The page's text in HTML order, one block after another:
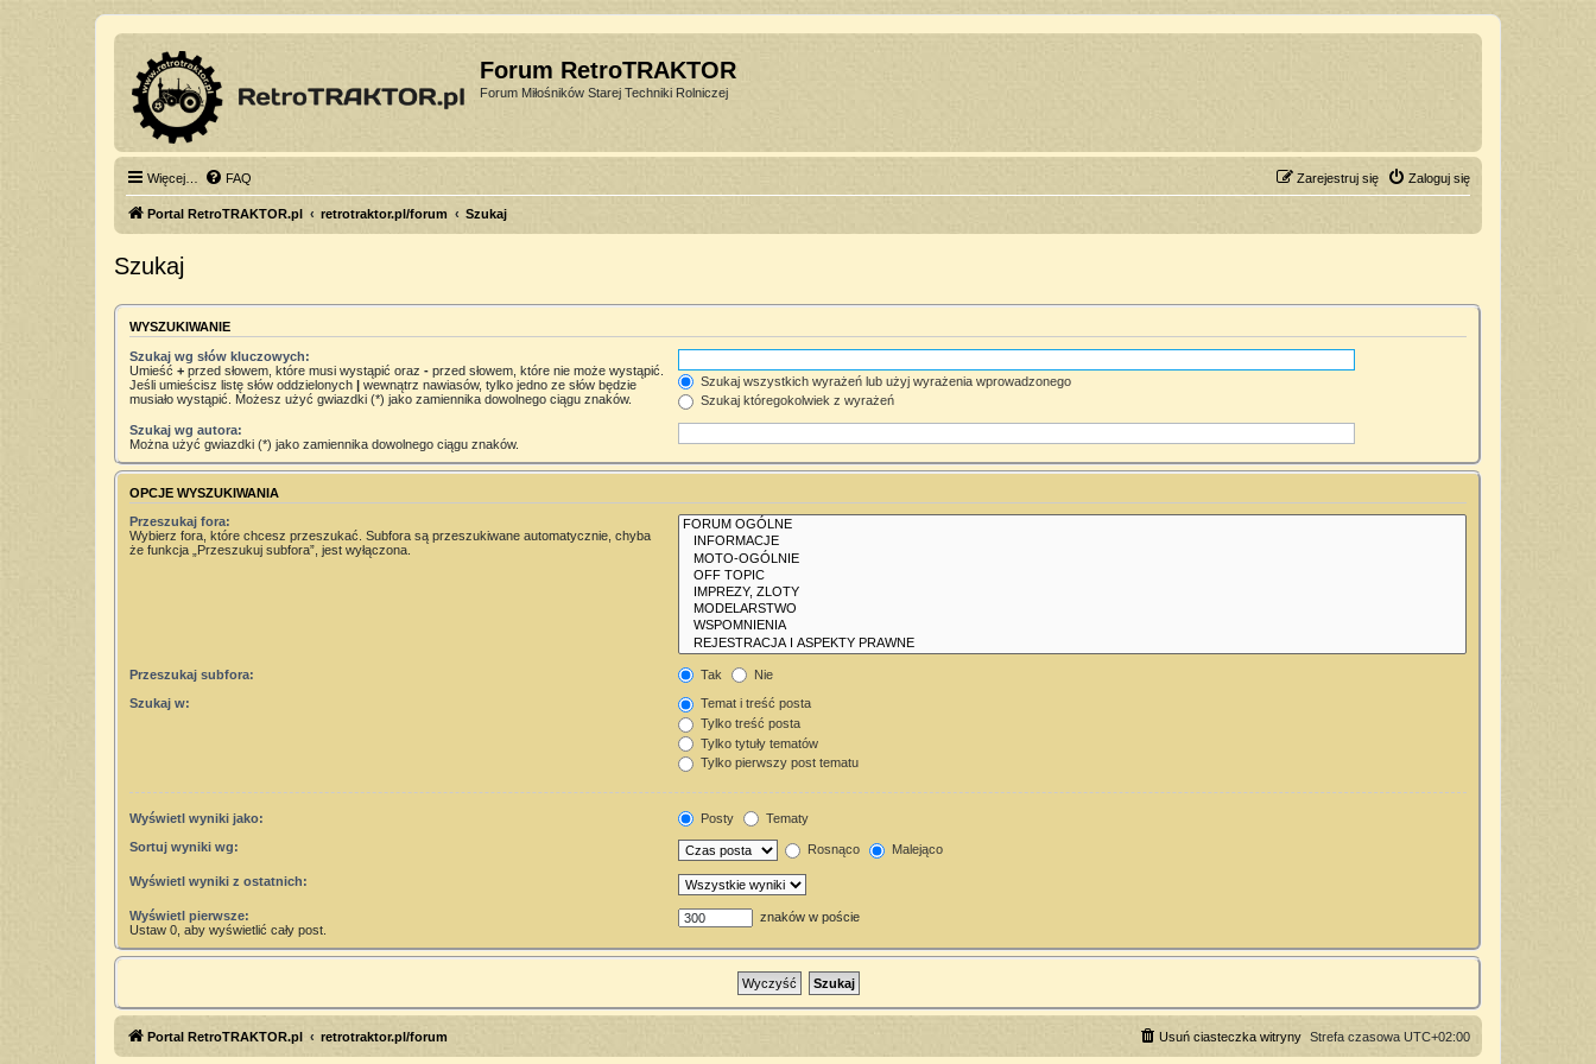
Forum RetroTRAKTOR
Forum Miłośników Starej Techniki Rolniczej
Więcej… FAQ Zaloguj się
Zarejestruj się
Portal RetroTRAKTOR.pl retrotraktor.pl/forum Szukaj
Szukaj
WYSZUKIWANIE
Szukaj wg słów kluczowych:
Umieść + przed słowem, które musi wystąpić oraz - przed słowem, które nie może wystąpić.
Jeśli umieścisz listę słów oddzielonych | wewnątrz nawiasów, tylko jedno ze słów będzie
musiało wystąpić. Możesz użyć gwiazdki (*) jako zamiennika dowolnego ciągu znaków.
Szukaj wszystkich wyrażeń lub użyj wyrażenia wprowadzonego
Szukaj któregokolwiek z wyrażeń
Szukaj wg autora:
Można użyć gwiazdki (*) jako zamiennika dowolnego ciągu znaków.
OPCJE WYSZUKIWANIA
Przeszukaj fora:
Wybierz fora, które chcesz przeszukać. Subfora są przeszukiwane automatycznie, chyba
że funkcja „Przeszukuj subfora”, jest wyłączona.
Przeszukaj subfora: Tak Nie
Szukaj w:
Temat i treść posta
Tylko treść posta
Tylko tytuły tematów
Tylko pierwszy post tematu
Wyświetl wyniki jako: Posty Tematy
Sortuj wyniki wg: Rosnąco Malejąco
Wyświetl wyniki z ostatnich:
Wyświetl pierwsze:
Ustaw 0, aby wyświetlić cały post.
znaków w poście
Portal RetroTRAKTOR.pl retrotraktor.pl/forum Strefa czasowa UTC+02:00
Usuń ciasteczka witryny